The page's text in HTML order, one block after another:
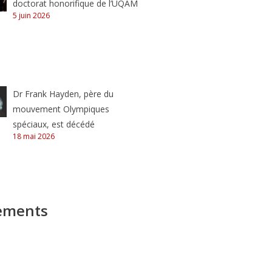
doctorat honorifique de l’UQAM
5 juin 2026
Dr Frank Hayden, père du
mouvement Olympiques
spéciaux, est décédé
18 mai 2026